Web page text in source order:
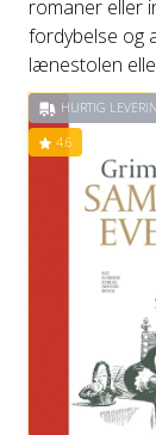
romaner eller
fordybelse og
lænestolen
HURTIG
4.6